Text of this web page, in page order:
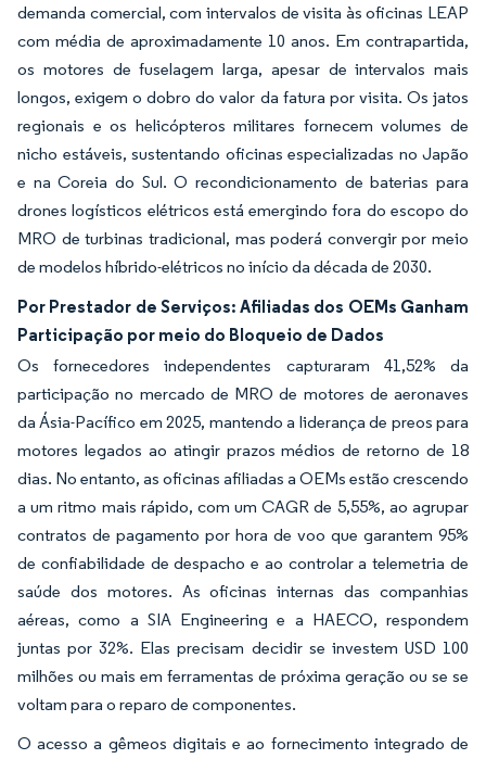
demanda comercial, com intervalos de visita às oficinas LEAP
com média de aproximadamente 10 anos. Em contrapartida,
os motores de fuselagem larga, apesar de intervalos mais
longos, exigem o dobro do valor da fatura por visita. Os jatos
regionais e os helicópteros militares fornecem volumes de
nicho estáveis, sustentando oficinas especializadas no Japão
e na Coreia do Sul. O recondicionamento de baterias para
drones logísticos elétricos está emergindo fora do escopo do
MRO de turbinas tradicional, mas poderá convergir por meio
de modelos híbrido-elétricos no início da década de 2030.
Por Prestador de Serviços: Afiliadas dos OEMs Ganham
Participação por meio do Bloqueio de Dados
Os fornecedores independentes capturaram 41,52% da
participação no mercado de MRO de motores de aeronaves
da Ásia-Pacífico em 2025, mantendo a liderança de preos para
motores legados ao atingir prazos médios de retorno de 18
dias. No entanto, as oficinas afiliadas a OEMs estão crescendo
a um ritmo mais rápido, com um CAGR de 5,55%, ao agrupar
contratos de pagamento por hora de voo que garantem 95%
de confiabilidade de despacho e ao controlar a telemetria de
saúde dos motores. As oficinas internas das companhias
aéreas, como a SIA Engineering e a HAECO, respondem
juntas por 32%. Elas precisam decidir se investem USD 100
milhões ou mais em ferramentas de próxima geração ou se se
voltam para o reparo de componentes.
O acesso a gêmeos digitais e ao fornecimento integrado de